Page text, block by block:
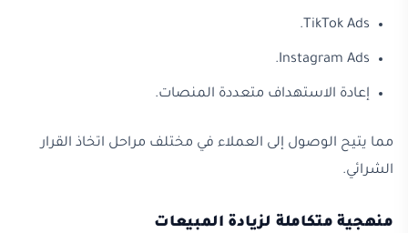
TikTok Ads.
Instagram Ads.
إعادة الاستهداف متعددة المنصات.
مما يتيح الوصول إلى العملاء في مختلف مراحل اتخاذ القرار
الشرائي.
منهجية متكاملة لزيادة المبيعات